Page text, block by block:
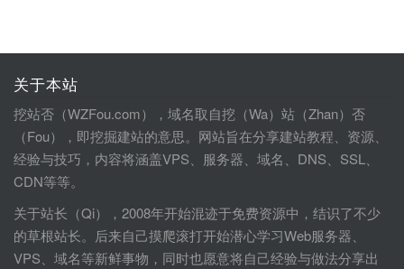
关于本站
挖站否（WZFou.com），域名取自挖（Wa）站（Zhan）否
（Fou），即挖掘建站的意思。网站旨在分享建站教程、资源、
经验与技巧，内容将涵盖VPS、服务器、域名、DNS、SSL、
CDN等等。
关于站长（Qi），2008年开始混迹于免费资源中，结识了不少
的草根站长。后来自己摸爬滚打开始潜心学习Web服务器、
VPS、域名等新鲜事物，同时也愿意将自己经验与做法分享出